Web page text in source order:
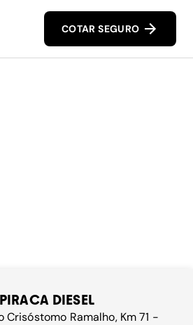
COTAR SEGURO
DIESEL
Crisóstomo Ramalho, Km 71 -